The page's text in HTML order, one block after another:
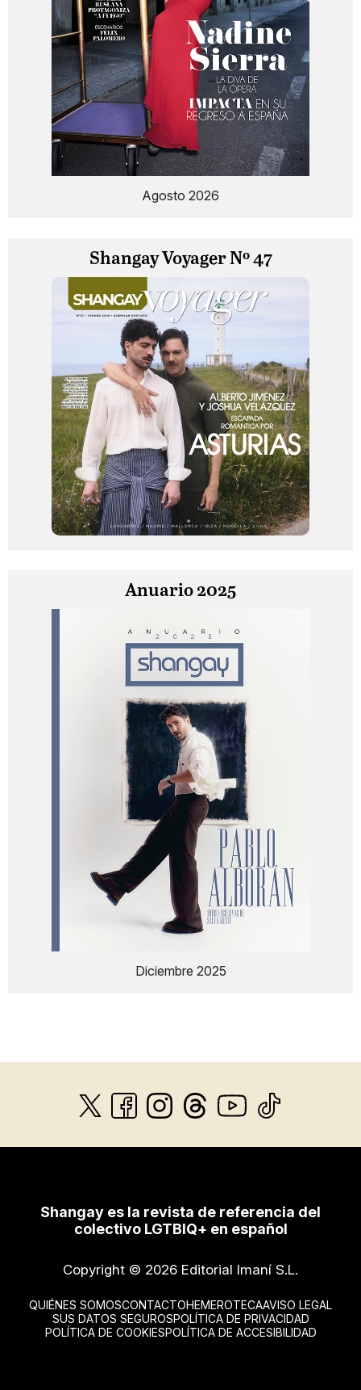
Agosto 2026
Shangay Voyager Nº 47
Anuario 2025
Diciembre 2025
Shangay es la revista de referencia del
colectivo LGTBIQ+ en español
Copyright © 2026 Editorial Imaní S.L.
QUIÉNES SOMOSCONTACTOHEMEROTECAAVISO LEGAL
SUS DATOS SEGUROSPOLÍTICA DE PRIVACIDAD
POLÍTICA DE COOKIESPOLÍTICA DE ACCESIBILIDAD